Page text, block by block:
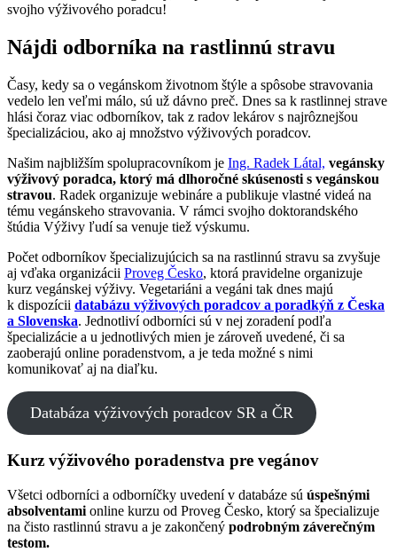
svojho výživového poradcu!
Nájdi odborníka na rastlinnú stravu
Časy, kedy sa o vegánskom životnom štýle a spôsobe stravovania
vedelo len veľmi málo, sú už dávno preč. Dnes sa k rastlinnej strave
hlási čoraz viac odborníkov, tak z radov lekárov s najrôznejšou
špecializáciou, ako aj množstvo výživových poradcov.
Našim najbližším spolupracovníkom je Ing. Radek Látal, vegánsky
výživový poradca, ktorý má dlhoročné skúsenosti s vegánskou
stravou. Radek organizuje webináre a publikuje vlastné videá na
tému vegánskeho stravovania. V rámci svojho doktorandského
štúdia Výživy ľudí sa venuje tiež výskumu.
Počet odborníkov špecializujúcich sa na rastlinnú stravu sa zvyšuje
aj vďaka organizácii Proveg Česko, ktorá pravidelne organizuje
kurz vegánskej výživy. Vegetariáni a vegáni tak dnes majú
k dispozícii databázu výživových poradcov a poradkýň z Česka
a Slovenska. Jednotliví odborníci sú v nej zoradení podľa
špecializácie a u jednotlivých mien je zároveň uvedené, či sa
zaoberajú online poradenstvom, a je teda možné s nimi
komunikovať aj na diaľku.
Databáza výživových poradcov SR a ČR
Kurz výživového poradenstva pre vegánov
Všetci odborníci a odborníčky uvedení v databáze sú úspešnými
absolventami online kurzu od Proveg Česko, ktorý sa špecializuje
na čisto rastlinnú stravu a je zakončený podrobným záverečným
testom.